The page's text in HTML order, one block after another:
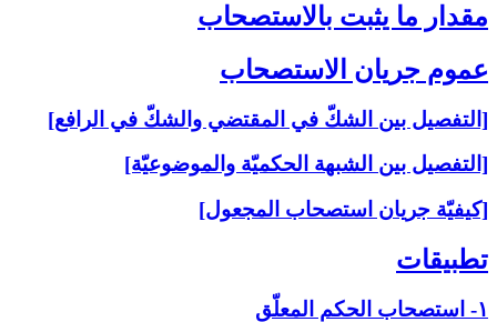
مقدار ما يثبت بالاستصحاب‏
عموم جريان الاستصحاب‏
[التفصيل بين الشكّ في المقتضي والشكّ في الرافع]
[التفصيل بين الشبهة الحكميّة والموضوعيّة]
[كيفيّة جريان استصحاب المجعول]
تطبيقات‏
۱- استصحاب الحكم المعلّق